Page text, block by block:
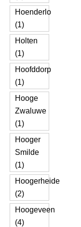
Hoenderlo
(1)
Holten
(1)
Hoofddorp
(1)
Hooge
Zwaluwe
(1)
Hooger
Smilde
(1)
Hoogerheide
(2)
Hoogeveen
(4)